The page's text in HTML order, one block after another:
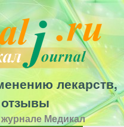
лекарств,
Медикал